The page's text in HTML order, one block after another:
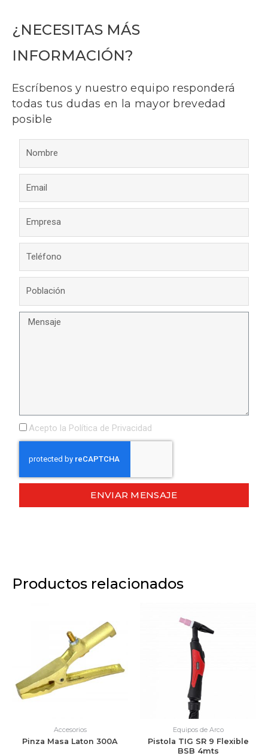
¿NECESITAS MÁS
INFORMACIÓN?
Escríbenos y nuestro equipo responderá
todas tus dudas en la mayor brevedad
posible
Acepto la Política de Privacidad
ENVIAR MENSAJE
Productos relacionados
Accesorios
Pinza Masa Laton 300A
Equipos de Arco
Pistola TIG SR 9 Flexible
BSB 4mts